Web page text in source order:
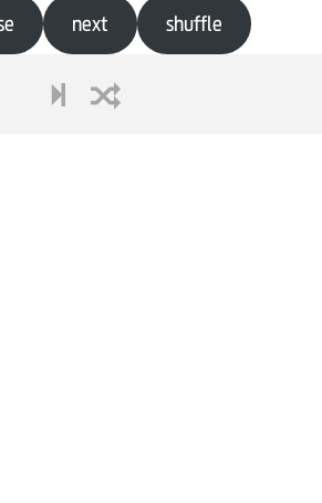
next shuffle